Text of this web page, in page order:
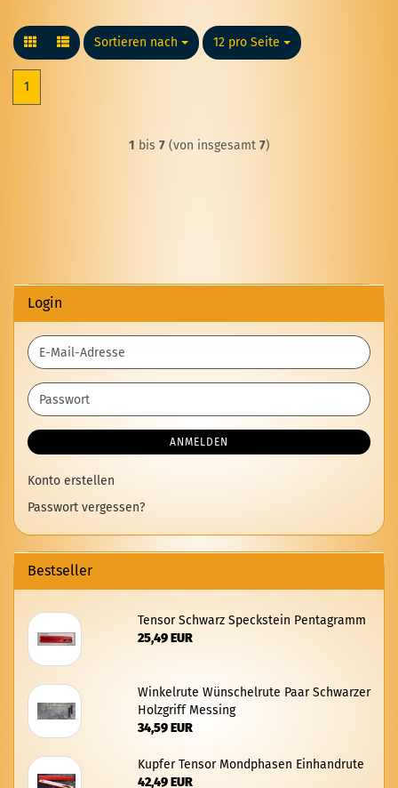
Sortieren nach
Sortieren nach 12 pro Seite
pro Seite
1
1 bis 7(von insgesamt 7)
Login
E-
Mail-
Adresse
Passwort
ANMELDEN
Konto erstellen
Passwort vergessen?
Bestseller
Ten­sor Schwarz Speck­stein Pen­ta­gramm
25,49 EUR
Win­kel­ru­te Wün­schel­ru­te Paar Schwar­zer
Holz­griff Mes­sing
34,59 EUR
Kup­fer Ten­sor Mond­pha­sen Ein­hand­ru­te
42,49 EUR